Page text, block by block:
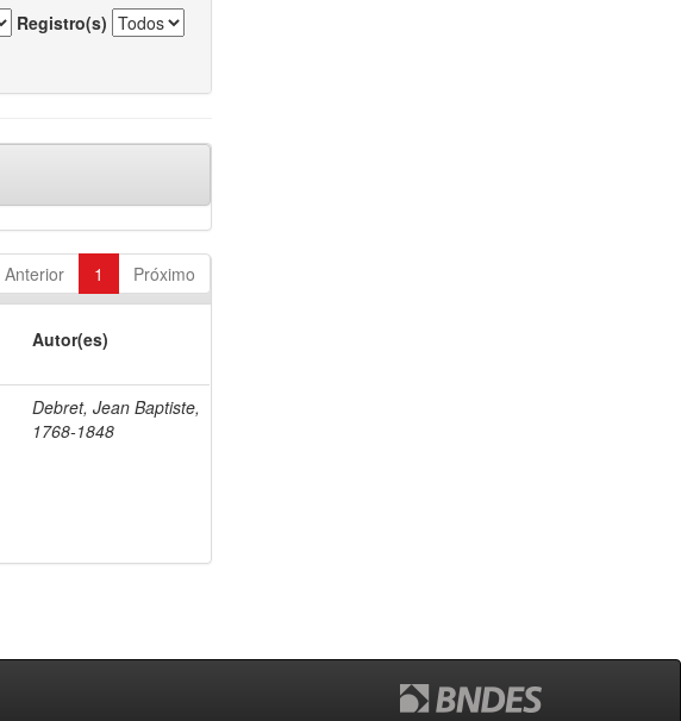
Registro(s)
Anterior 1 Próximo
Autor(es)
Debret, Jean Baptiste,
1768-1848